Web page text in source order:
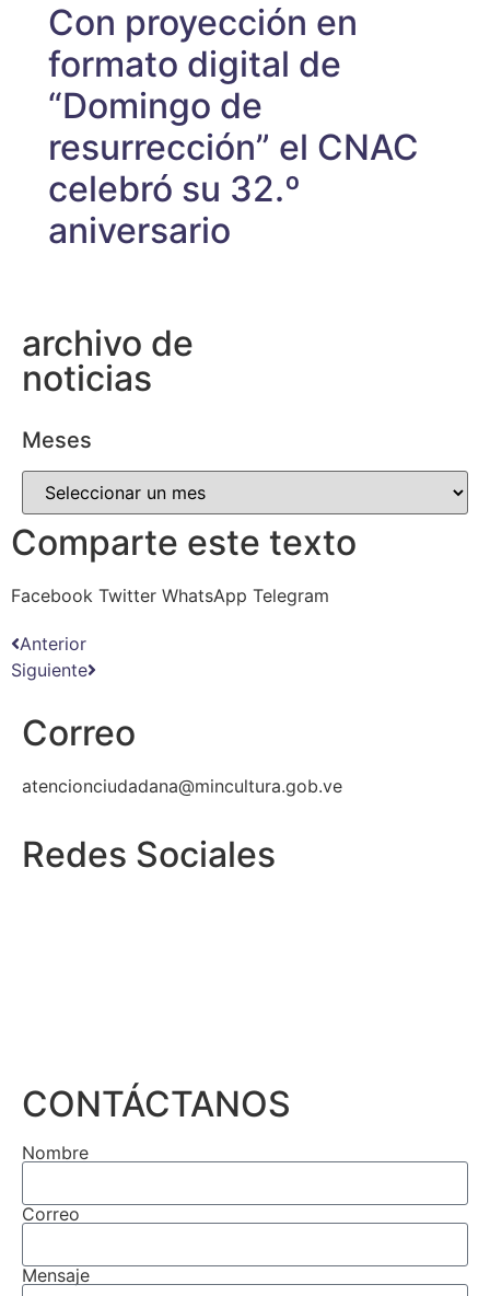
Con proyección en
formato digital de
“Domingo de
resurrección” el CNAC
celebró su 32.º
aniversario
archivo de
noticias
Meses
Comparte este texto
Facebook Twitter WhatsApp Telegram
Anterior
Siguiente
Correo
atencionciudadana@mincultura.gob.ve
Redes Sociales
CONTÁCTANOS
Nombre
Correo
Mensaje